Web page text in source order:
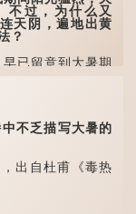
不过，为什么又
天阴，遍地出黄
？
留意到大暑期
律。 《逸周书·
记载：「大暑之
为萤。又五日，
又五日，大雨时
是说，大暑时节
，土地湿热，常
的雨水，对农
不乏描写大暑的
出自杜甫《毒热